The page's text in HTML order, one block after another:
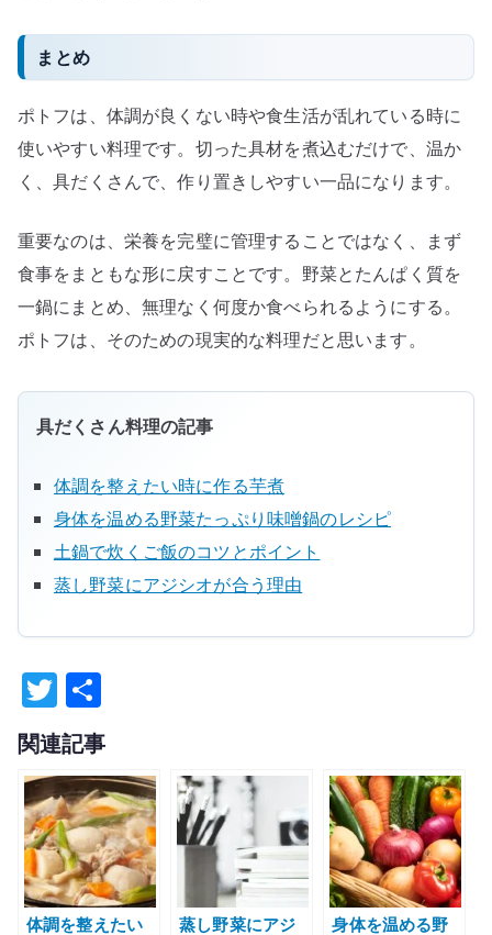
まとめ
ポトフは、体調が良くない時や食生活が乱れている時に
使いやすい料理です。切った具材を煮込むだけで、温か
く、具だくさんで、作り置きしやすい一品になります。
重要なのは、栄養を完璧に管理することではなく、まず
食事をまともな形に戻すことです。野菜とたんぱく質を
一鍋にまとめ、無理なく何度か食べられるようにする。
ポトフは、そのための現実的な料理だと思います。
具だくさん料理の記事
体調を整えたい時に作る芋煮
身体を温める野菜たっぷり味噌鍋のレシピ
土鍋で炊くご飯のコツとポイント
蒸し野菜にアジシオが合う理由
T
w
it
te
r
有
関連記事
体調を整えたい 蒸し野菜にアジ 身体を温める野